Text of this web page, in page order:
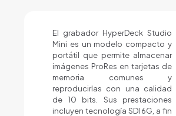
El grabador HyperDeck Studio
Mini es un modelo compacto y
portátil que permite almacenar
imágenes ProRes en tarjetas de
memoria comunes y
reproducirlas con una calidad
de 10 bits. Sus prestaciones
incluyen tecnología SDI 6G, a fin